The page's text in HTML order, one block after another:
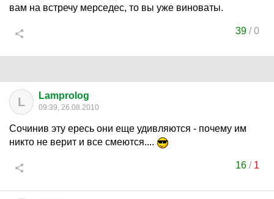
вам на встречу мерседес, то вы уже виноваты.
39 /0
L Lamprolog
09:39, 26.08.2010
Сочинив эту ересь они еще удивляются - почему им
никто не верит и все смеются....
16 / 1